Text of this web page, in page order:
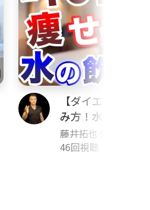
【ダイエット】
み方！水は本当に
るために必要な水
藤井拓也ダイエット
46回視聴